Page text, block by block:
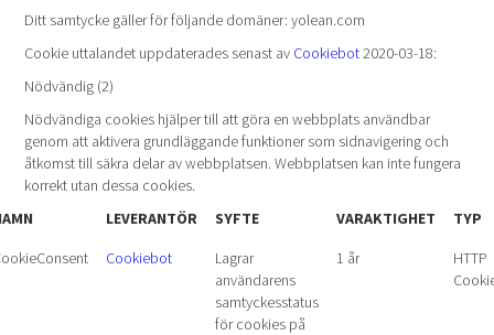
Ditt samtycke gäller för följande domäner: yolean.com
Cookie uttalandet uppdaterades senast av Cookiebot2020-03-18:
Nödvändig (2)
Nödvändiga cookies hjälper till att göra en webbplats användbar
genom att aktivera grundläggande funktioner som sidnavigering och
åtkomst till säkra delar av webbplatsen. Webbplatsen kan inte fungera
korrekt utan dessa cookies.
LEVERANTÖR SYFTE VARAKTIGHET
TYP
Cookiebot
Lagrar
användarens
samtyckesstatus
för cookies på
1 år
HTTP